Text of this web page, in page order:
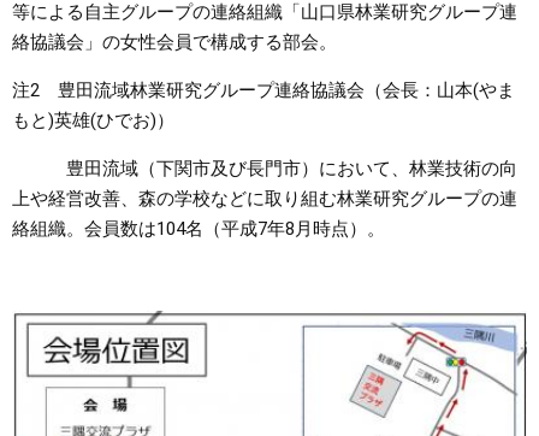
等による自主グループの連絡組織「山口県林業研究グループ連
絡協議会」の女性会員で構成する部会。
注2 豊田流域林業研究グループ連絡協議会（会長：山本(やま
もと)英雄(ひでお)）
豊田流域（下関市及び長門市）において、林業技術の向
上や経営改善、森の学校などに取り組む林業研究グループの連
絡組織。会員数は104名（平成7年8月時点）。